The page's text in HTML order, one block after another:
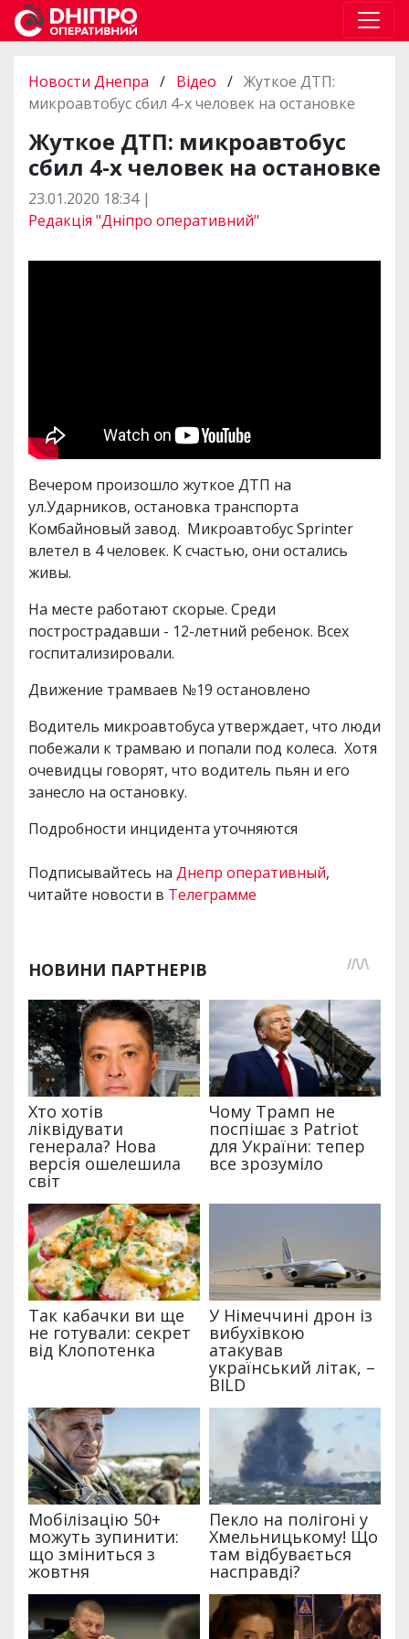
Новости Днепра / Відео / Жуткое ДТП:
микроавтобус сбил 4-х человек на остановке
Жуткое ДТП: микроавтобус
сбил 4-х человек на остановке
23.01.2020 18:34 |
Редакція "Дніпро оперативний"
Вечером произошло жуткое ДТП на
ул.Ударников, остановка транспорта
Комбайновый завод. Микроавтобус Sprinter
влетел в 4 человек. К счастью, они остались
живы.
На месте работают скорые. Среди
пострострадавши - 12-летний ребенок. Всех
госпитализировали.
Движение трамваев №19 остановлено
Водитель микроавтобуса утверждает, что люди
побежали к трамваю и попали под колеса. Хотя
очевидцы говорят, что водитель пьян и его
занесло на остановку.
Подробности инцидента уточняются
Подписывайтесь на Днепр оперативный,
читайте новости в Телеграмме